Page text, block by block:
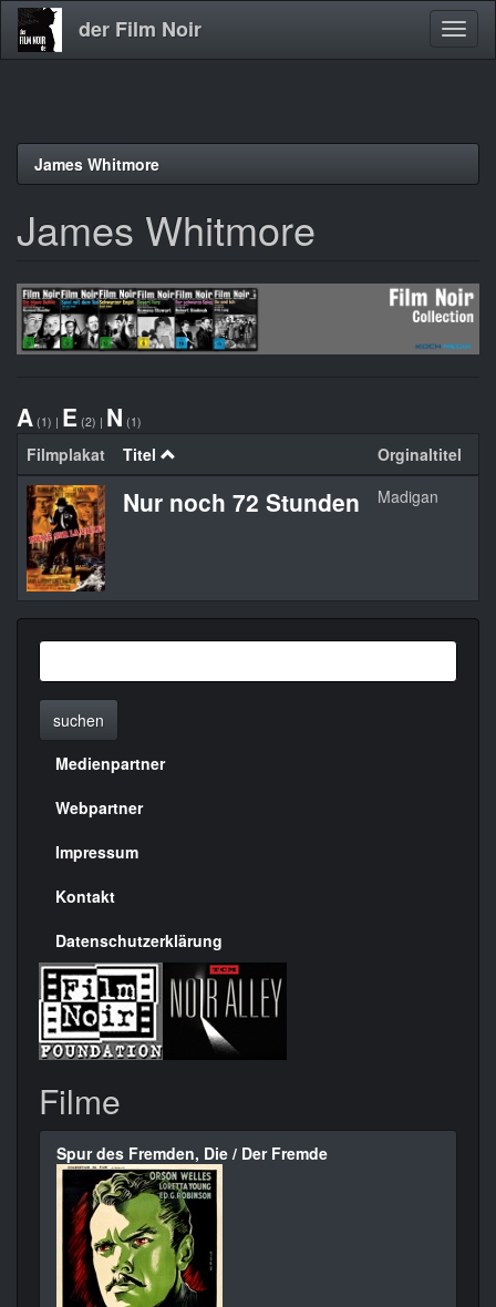
Direkt
der Film Noir
James Whitmore
James Whitmore
A (1) | E (2) | N (1)
Filmplakat Titel Orginaltitel
Nur noch 72 Stunden Madigan
suchen
Menülinks
rechte
Seite
Medienpartner
Webpartner
Impressum
Kontakt
Datenschutzerklärung
Filme
Spur des Fremden, Die / Der Fremde